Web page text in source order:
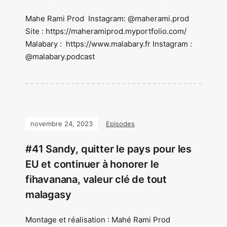
Mahe Rami Prod Instagram: @maherami.prod
Site : https://maheramiprod.myportfolio.com/
Malabary : https://www.malabary.fr Instagram :
@malabary.podcast
novembre 24, 2023 Episodes
#41 Sandy, quitter le pays pour les
EU et continuer à honorer le
fihavanana, valeur clé de tout
malagasy
Montage et réalisation : Mahé Rami Prod